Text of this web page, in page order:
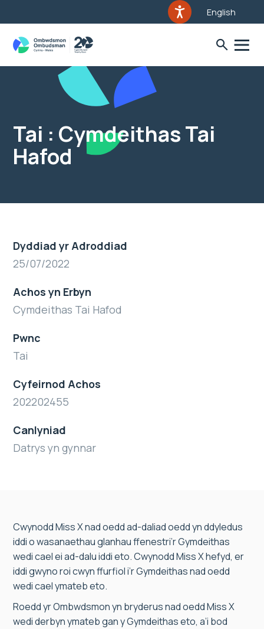
English
Tai : Cymdeithas Tai
Hafod
Dyddiad yr Adroddiad
25/07/2022
Achos yn Erbyn
Cymdeithas Tai Hafod
Pwnc
Tai
Cyfeirnod Achos
202202455
Canlyniad
Datrys yn gynnar
Cwynodd Miss X nad oedd ad-daliad oedd yn ddyledus
iddi o wasanaethau glanhau ffenestri’r Gymdeithas
wedi cael ei ad-dalu iddi eto. Cwynodd Miss X hefyd, er
iddi gwyno roi cwyn ffurfiol i’r Gymdeithas nad oedd
wedi cael ymateb eto.
Roedd yr Ombwdsmon yn bryderus nad oedd Miss X
wedi derbyn ymateb gan y Gymdeithas eto, a’i bod